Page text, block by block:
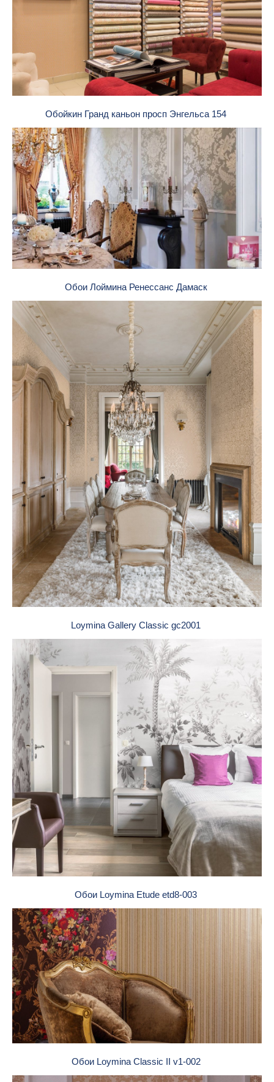
Обойкин Гранд каньон просп Энгельса 154
Обои Лоймина Ренессанс Дамаск
Loymina Gallery Classic gc2001
Обои Loymina Etude etd8-003
Обои Loymina Classic II v1-002